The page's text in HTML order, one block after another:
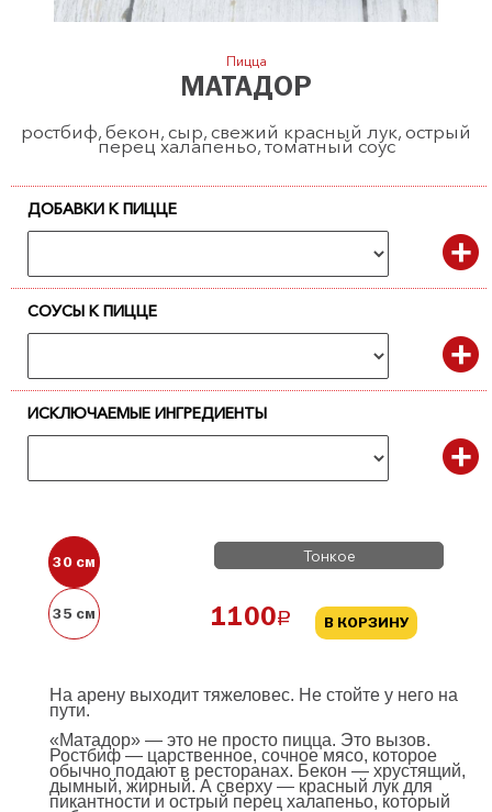
Пицца
МАТАДОР
ростбиф, бекон, сыр, свежий красный лук, острый
перец халапеньо, томатный соус
ДОБАВКИ К ПИЦЦЕ
СОУСЫ К ПИЦЦЕ
ИСКЛЮЧАЕМЫЕ ИНГРЕДИЕНТЫ
30 см
35 см
Тонкое
1100a В КОРЗИНУ
На арену выходит тяжеловес. Не стойте у него на
пути.
«Матадор» — это не просто пицца. Это вызов.
Ростбиф — царственное, сочное мясо, которое
обычно подают в ресторанах. Бекон — хрустящий,
дымный, жирный. А сверху — красный лук для
пикантности и острый перец халапеньо, который